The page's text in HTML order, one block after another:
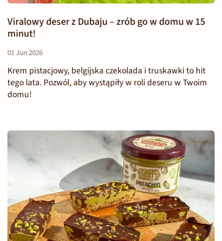
Viralowy deser z Dubaju – zrób go w domu w 15
minut!
01 Jun 2026
Krem pistacjowy, belgijska czekolada i truskawki to hit
tego lata. Pozwól, aby wystąpiły w roli deseru w Twoim
domu!